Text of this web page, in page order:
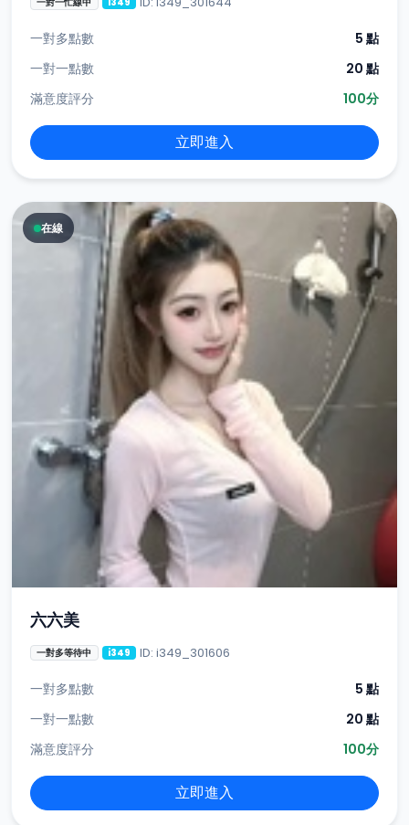
一對多點數
5 點
一對一點數
20 點
滿意度評分
100分
立即進入
在線
六六美
一對多等待中 i349 ID: i349_301606
一對多點數
5 點
一對一點數
20 點
滿意度評分
100分
立即進入